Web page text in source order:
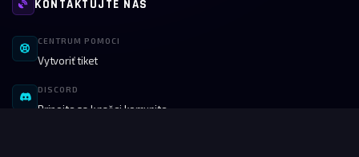
KONTAKTUJTE NÁS
CENTRUM POMOCI
Vytvoriť tiket
DISCORD
Pripojte sa k našej komunite